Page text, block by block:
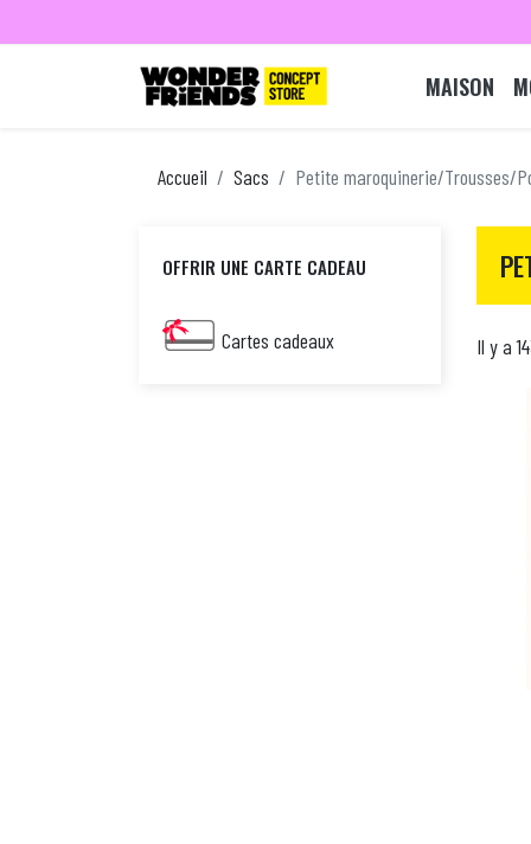
MAISON
Accueil Sacs Petite maroquinerie/Trousses/
OFFRIR UNE CARTE CADEAU
Cartes cadeaux Il y a